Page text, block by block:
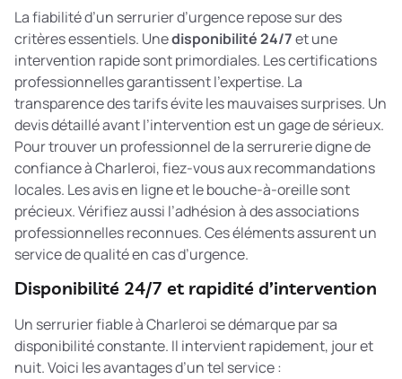
La fiabilité d’un serrurier d’urgence repose sur des
critères essentiels. Unedisponibilité 24/7et une
intervention rapide sont primordiales. Les certifications
professionnelles garantissent l’expertise. La
transparence des tarifs évite les mauvaises surprises. Un
devis détaillé avant l’intervention est un gage de sérieux.
Pour trouver un professionnel de la serrurerie digne de
confianceà Charleroi, fiez-vous aux recommandations
locales. Les avis en ligne et le bouche-à-oreille sont
précieux. Vérifiez aussi l’adhésion à des associations
professionnelles reconnues. Ces éléments assurent un
service de qualité en cas d’urgence.
Disponibilité 24/7 et rapidité d’intervention
Un serrurier fiable à Charleroi se démarque par sa
disponibilité constante. Il intervient rapidement, jour et
nuit. Voici les avantages d’un tel service :